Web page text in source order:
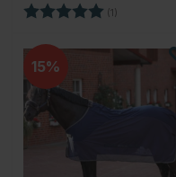
Bewertung: (1)
15